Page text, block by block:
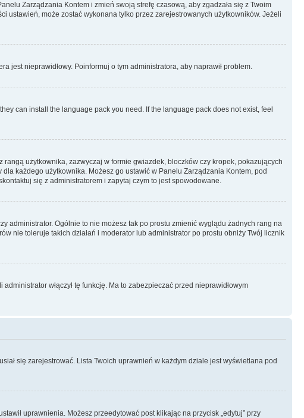
Zarządzania Kontem i zmień swoją strefę czasową, aby zgadzała się z Twoim
ustawień, może zostać wykonana tylko przez zarejestrowanych użytkowników. Jeżeli
jest nieprawidłowy. Poinformuj o tym administratora, aby naprawił problem.
can install the language pack you need. If the language pack does not exist, feel
użytkownika, zazwyczaj w formie gwiazdek, bloczków czy kropek, pokazujących
każdego użytkownika. Możesz go ustawić w Panelu Zarządzania Kontem, pod
się z administratorem i zapytaj czym to jest spowodowane.
administrator. Ogólnie to nie możesz tak po prostu zmienić wyglądu żadnych rang na
nie toleruje takich działań i moderator lub administrator po prostu obniży Twój licznik
włączył tę funkcję. Ma to zabezpieczać przed nieprawidłowym
się zarejestrować. Lista Twoich uprawnień w każdym dziale jest wyświetlana pod
uprawnienia. Możesz przeedytować post klikając na przycisk „edytuj” przy